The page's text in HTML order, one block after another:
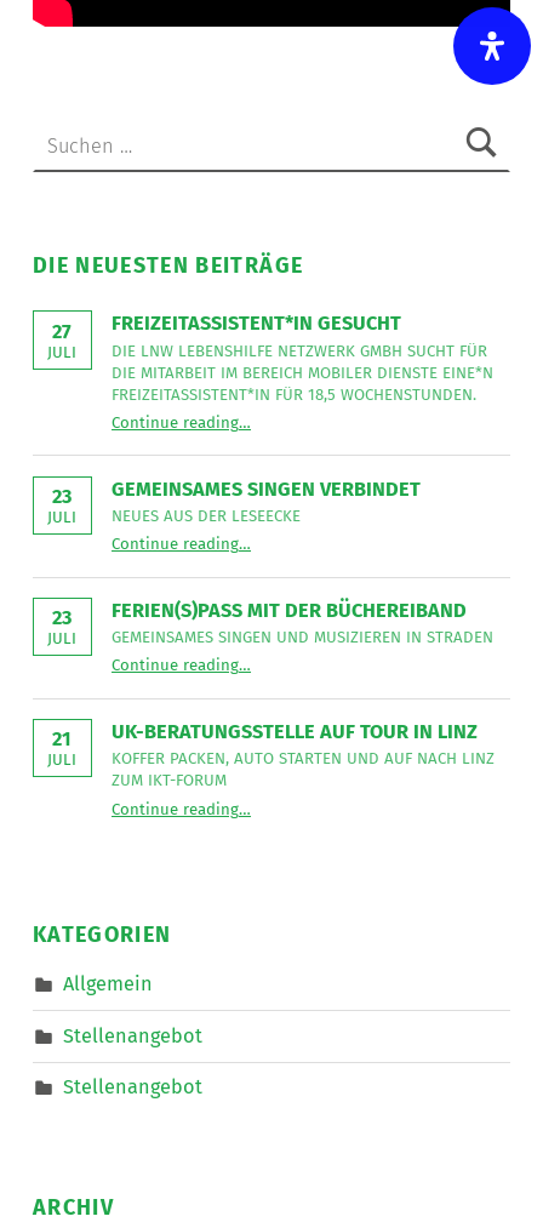
Skip back to main navigation
DIE NEUESTEN BEITRÄGE
27
JULI
FREIZEITASSISTENT*IN GESUCHT
DIE LNW LEBENSHILFE NETZWERK GMBH SUCHT FÜR
DIE MITARBEIT IM BEREICH MOBILER DIENSTE EINE*N
FREIZEITASSISTENT*IN FÜR 18,5 WOCHENSTUNDEN.
Continue readingDie
Lebenshilfe
GmbH
für
die
im
Mobiler
eine*n
Freizeitassistent*in
für
…
23
JULI
GEMEINSAMES SINGEN VERBINDET
NEUES AUS DER LESEECKE
Continue readingNeues
der
”
…
23
JULI
FERIEN(S)PASS MIT DER BÜCHEREIBAND
GEMEINSAMES SINGEN UND MUSIZIEREN IN STRADEN
Continue readingGemeinsames
und
in
Straden
”
…
21
JULI
UK-BERATUNGSSTELLE AUF TOUR IN LINZ
KOFFER PACKEN, AUTO STARTEN UND AUF NACH LINZ
ZUM IKT-FORUM
Continue readingUK-Beratungsstelle auf Tour in Linz
Koffer
…
KATEGORIEN
Allgemein
Stellenangebot
Stellenangebot
ARCHIV